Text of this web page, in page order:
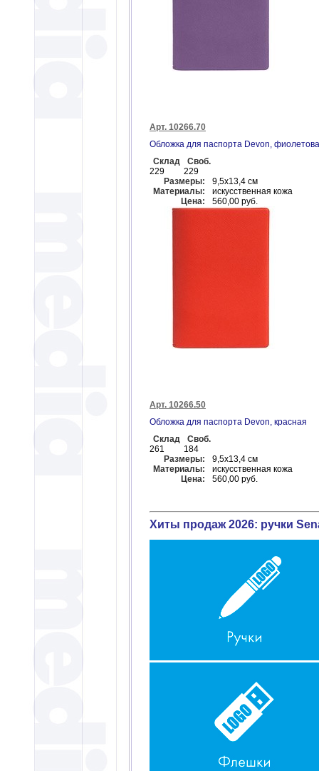
Арт. 10266.70
Обложка для паспорта Devon,
Склад
Своб.
229
229
Размеры:
9,5х13,4 см
Материалы:
искусственная кожа
Цена:
560,00 руб.
Арт. 10266.50
Обложка для паспорта Devon, красная
Склад
Своб.
261
184
Размеры:
9,5х13,4 см
Материалы:
искусственная кожа
Цена:
560,00 руб.
Хиты продаж 2026: ручки